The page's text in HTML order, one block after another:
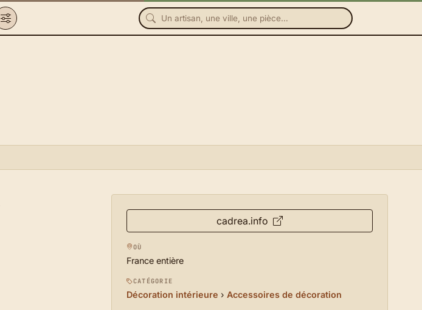
cadrea.info
OÙ
France entière
CATÉGORIE
Décoration intérieure › Accessoires de décoration